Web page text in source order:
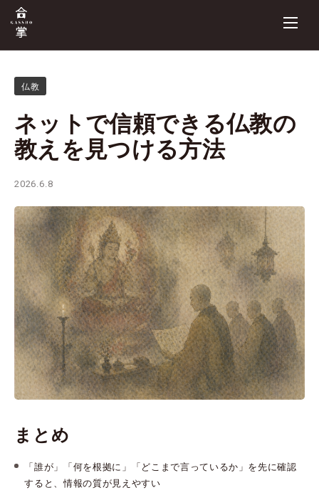
仏教
ネットで信頼できる仏教の
教えを見つける方法
2026.6.8
まとめ
「誰が」「何を根拠に」「どこまで言っているか」を先に確認
すると、情報の質が見えやすい